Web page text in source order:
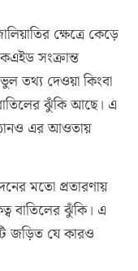
ক্ষেত্রে কেড়ে
সংক্রান্ত
তথ্য দেওয়া কিংবা
ঝুঁকি আছে। এ
এর আওতায়
মতো প্রতারণায়
বাতিলের ঝুঁকি। এ
জড়িত যে কারও